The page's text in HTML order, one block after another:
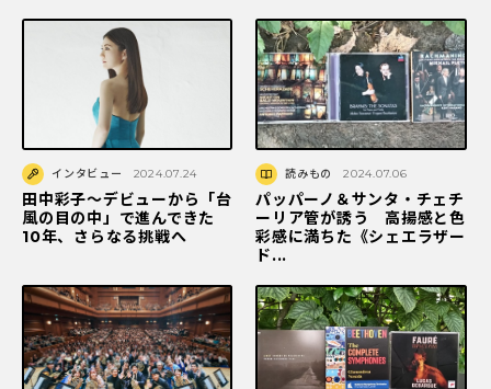
インタビュー 2024.07.24
田中彩子～デビューから「台
風の目の中」で進んできた
10年、さらなる挑戦へ
読みもの 2024.07.06
パッパーノ＆サンタ・チェチ
ーリア管が誘う 高揚感と色
彩感に満ちた《シェエラザー
ド...